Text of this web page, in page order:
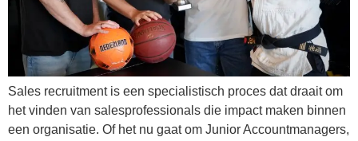
Sales recruitment is een specialistisch proces dat draait om
het vinden van salesprofessionals die impact maken binnen
een organisatie. Of het nu gaat om Junior Accountmanagers,